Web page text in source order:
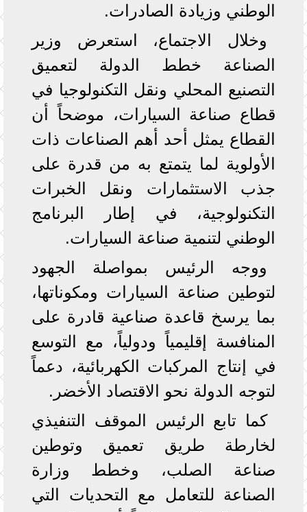
الوطني وزيادة الصادرات.
وخلال الاجتماع، استعرض وزير
الصناعة خطط الدولة لتعميق
التصنيع المحلي ونقل التكنولوجيا في
قطاع صناعة السيارات، موضحاً أن
القطاع يمثل أحد أهم الصناعات ذات
الأولوية لما يتمتع به من قدرة على
جذب الاستثمارات ونقل الخبرات
التكنولوجية، في إطار البرنامج
الوطني لتنمية صناعة السيارات.
ووجه الرئيس بمواصلة الجهود
لتوطين صناعة السيارات ومكوناتها،
بما يرسخ قاعدة صناعية قادرة على
المنافسة إقليمياً ودولياً، مع التوسع
في إنتاج المركبات الكهربائية، دعماً
لتوجه الدولة نحو الاقتصاد الأخضر.
كما تابع الرئيس الموقف التنفيذي
لخارطة طريق تعميق وتوطين
صناعة الصلب، وخطط وزارة
الصناعة للتعامل مع التحديات التي